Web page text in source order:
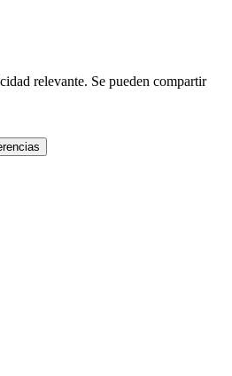
relevante. Se pueden compartir